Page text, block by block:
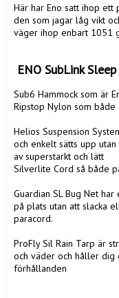
Här har Eno satt ihop
den som jagar låg vikt
väger ihop enbart 1051
ENO SubLink
Sub6 Hammock som är
Ripstop Nylon som
Helios Suspension
och enkelt sätts upp
av superstarkt och lätt
Silverlite Cord så både
Guardian SL Bug Net
på plats utan att slacka
paracord.
ProFly Sil Rain Tarp är
och väder och håller dig
förhållanden